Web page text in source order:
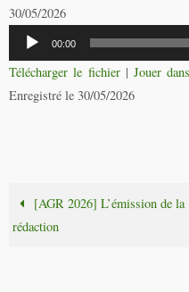
30/05/2026
Lecteur
audio
00:00
Télécharger le fichier| Jouer
Enregistré le 30/05/2026
[AGR 2026] L’émission de la
rédaction